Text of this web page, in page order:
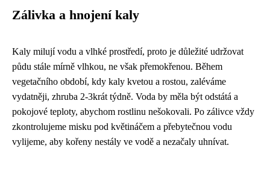
Zálivka a hnojení kaly
Kaly milují vodu a vlhké prostředí, proto je důležité udržovat
půdu stále mírně vlhkou, ne však přemokřenou. Během
vegetačního období, kdy kaly kvetou a rostou, zaléváme
vydatněji, zhruba 2-3krát týdně. Voda by měla být odstátá a
pokojové teploty, abychom rostlinu nešokovali. Po zálivce vždy
zkontrolujeme misku pod květináčem a přebytečnou vodu
vylijeme, aby kořeny nestály ve vodě a nezačaly uhnívat.